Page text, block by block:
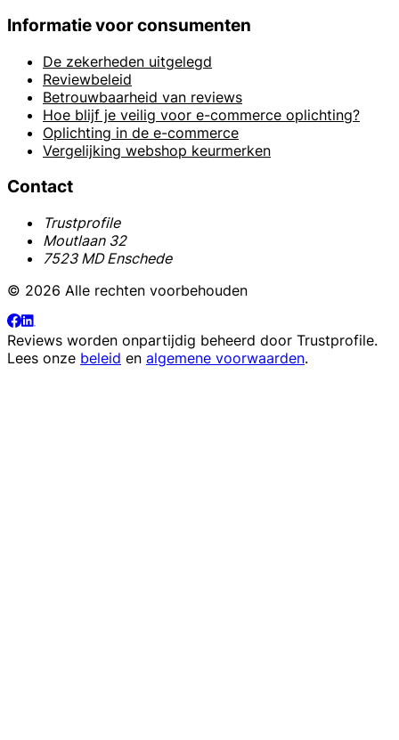
Informatie voor consumenten
De zekerheden uitgelegd
Reviewbeleid
Betrouwbaarheid van reviews
Hoe blijf je veilig voor e-commerce oplichting?
Oplichting in de e-commerce
Vergelijking webshop keurmerken
Contact
Trustprofile
Moutlaan 32
7523 MD Enschede
© 2026 Alle rechten voorbehouden
Reviews worden onpartijdig beheerd door Trustprofile.
Lees onze beleid en algemene voorwaarden.